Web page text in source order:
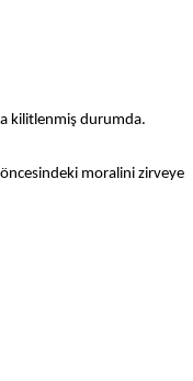
kilitlenmiş durumda.
moralini zirveye